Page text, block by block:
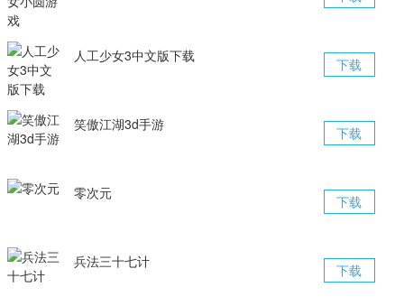
下载
人工少女3中文版下载
下载
笑傲江湖3d手游
下载
零次元
下载
兵法三十七计